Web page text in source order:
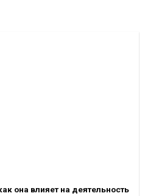
она влияет на деятельность